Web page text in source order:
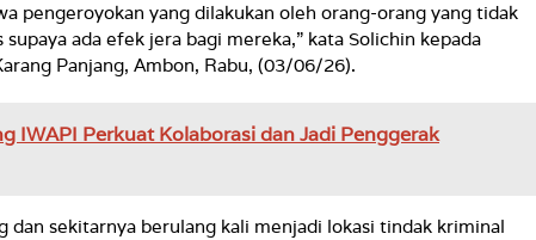
pengeroyokan yang dilakukan oleh orang-orang yang tidak
ada efek jera bagi mereka,” kata Solichin kepada
Panjang, Ambon, Rabu, (03/06/26).
IWAPI Perkuat Kolaborasi dan Jadi Penggerak
dan sekitarnya berulang kali menjadi lokasi tindak kriminal